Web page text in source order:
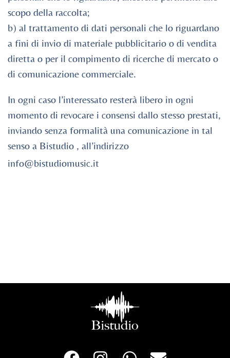
scopo della raccolta;
b) al trattamento di dati personali che lo riguardano
a fini di invio di materiale pubblicitario o di vendita
diretta o per il compimento di ricerche di mercato o
di comunicazione commerciale.
In ogni caso l’interessato resterà libero in ogni
momento di revocare i consensi dallo stesso prestati,
inviando senza formalità una comunicazione in tal
senso a Bistudio , all’indirizzo
info@bistudiomusic.it